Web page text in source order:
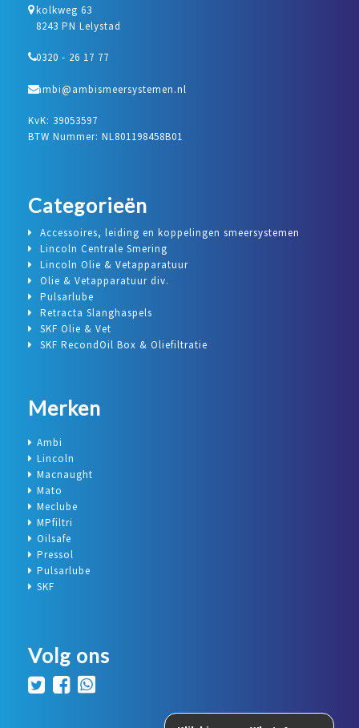
kolkweg 63
8243 PN Lelystad
0320 - 26 17 77
ambi@ambismeersystemen.nl
KvK: 39053597
BTW Nummer: NL801198458B01
Categorieën
Accessoires, leiding en koppelingen smeersystemen
Lincoln Centrale Smering
Lincoln Olie & Vetapparatuur
Olie & Vetapparatuur div.
Pulsarlube
Retracta Slanghaspels
SKF Olie & Vet
SKF RecondOil Box & Oliefiltratie
Merken
Ambi
Lincoln
Macnaught
Mato
Meclube
MPfiltri
Oilsafe
Pressol
Pulsarlube
SKF
Volg ons